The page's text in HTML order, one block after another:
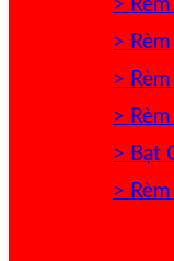
>
>
>
>
> Bạt
>